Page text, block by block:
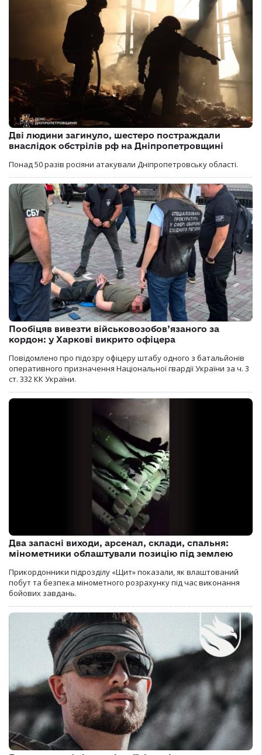
Дві людини загинуло, шестеро постраждали
внаслідок обстрілів рф на Дніпропетровщині
Понад 50 разів росіяни атакували Дніпропетровську області.
Пообіцяв вивезти військовозобов’язаного за
кордон: у Харкові викрито офіцера
Повідомлено про підозру офіцеру штабу одного з батальйонів
оперативного призначення Національної гвардії України за ч. 3
ст. 332 КК України.
Два запасні виходи, арсенал, склади, спальня:
мінометники облаштували позицію під землею
Прикордонники підрозділу «Щит» показали, як влаштований
побут та безпека мінометного розрахунку під час виконання
бойових завдань.